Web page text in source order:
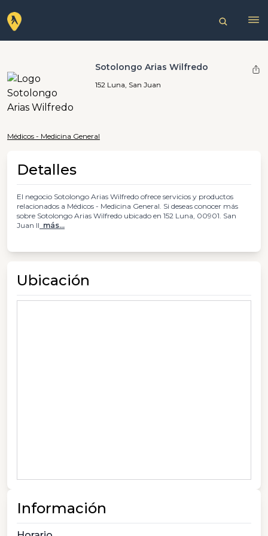
Sotolongo Arias Wilfredo
152 Luna, San Juan
Médicos - Medicina General
Detalles
El negocio Sotolongo Arias Wilfredo ofrece servicios y productos
relacionados a Médicos - Medicina General. Si deseas conocer más
sobre Sotolongo Arias Wilfredo ubicado en 152 Luna, 00901. San
Juan ll más...
Ubicación
Información